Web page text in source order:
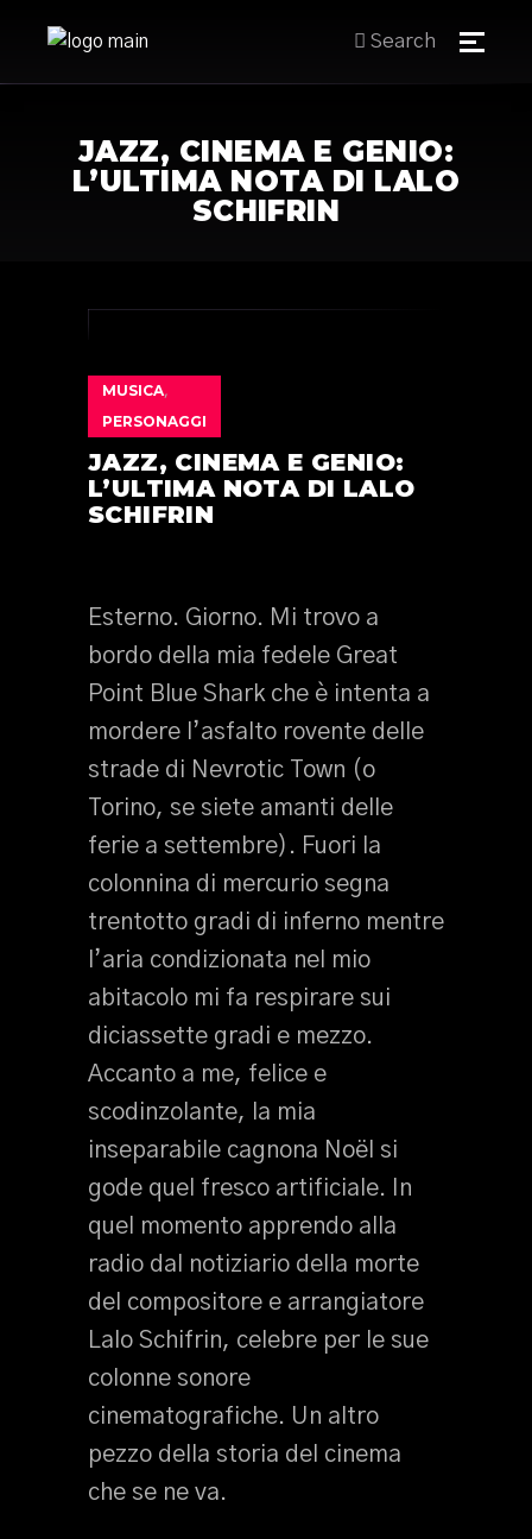
Search
JAZZ, CINEMA E GENIO:
L’ULTIMA NOTA DI LALO
SCHIFRIN
MUSICA,
PERSONAGGI
JAZZ, CINEMA E GENIO:
L’ULTIMA NOTA DI LALO
SCHIFRIN
Esterno. Giorno. Mi trovo a
bordo della mia fedele Great
Point Blue Shark che è intenta a
mordere l’asfalto rovente delle
strade di Nevrotic Town (o
Torino, se siete amanti delle
ferie a settembre). Fuori la
colonnina di mercurio segna
trentotto gradi di inferno mentre
l’aria condizionata nel mio
abitacolo mi fa respirare sui
diciassette gradi e mezzo.
Accanto a me, felice e
scodinzolante, la mia
inseparabile cagnona Noël si
gode quel fresco artificiale. In
quel momento apprendo alla
radio dal notiziario della morte
del compositore e arrangiatore
Lalo Schifrin, celebre per le sue
colonne sonore
cinematografiche. Un altro
pezzo della storia del cinema
che se ne va.